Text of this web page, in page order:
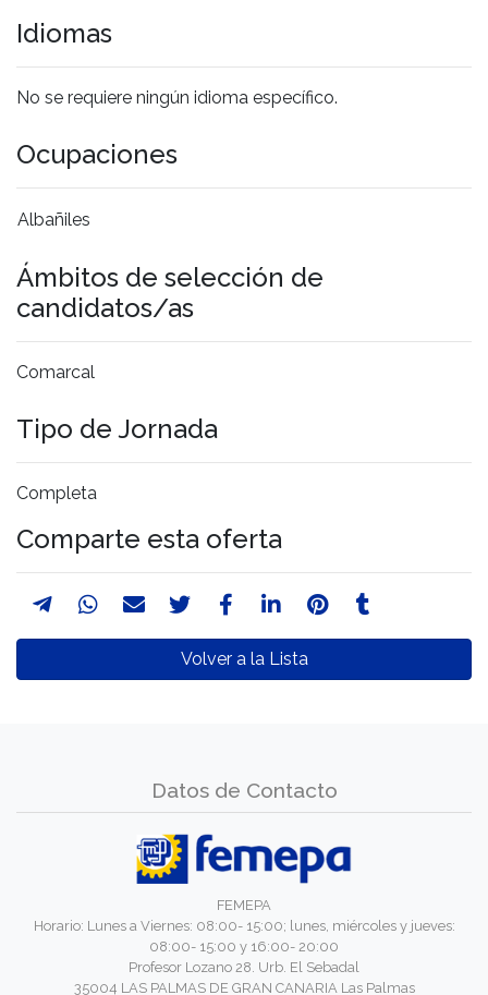
Idiomas
No se requiere ningún idioma específico.
Ocupaciones
Albañiles
Ámbitos de selección de
candidatos/as
Comarcal
Tipo de Jornada
Completa
Comparte esta oferta
Volver a la Lista
Datos de Contacto
FEMEPA
Horario: Lunes a Viernes: 08:00- 15:00; lunes, miércoles y jueves:
08:00- 15:00 y 16:00- 20:00
Profesor Lozano 28. Urb. El Sebadal
35004 LAS PALMAS DE GRAN CANARIA Las Palmas